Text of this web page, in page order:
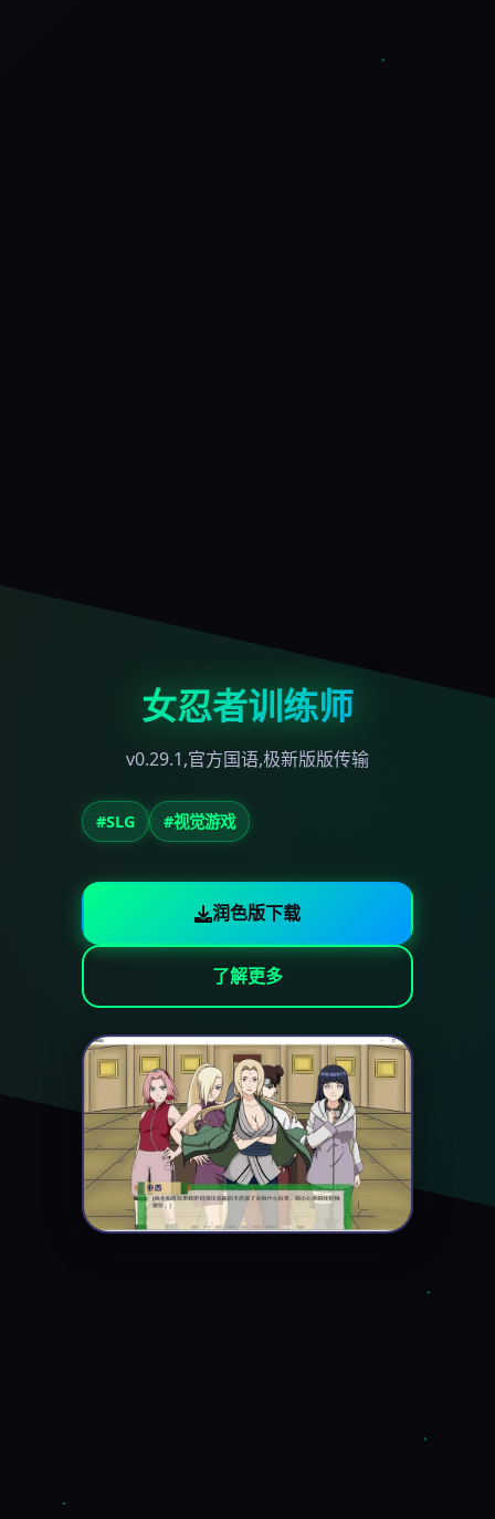
女忍者训练师
v0.29.1,官方国语,极新版版传输
#SLG #视觉游戏
润色版下载
了解更多